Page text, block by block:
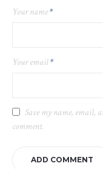
Your name*
Your email*
Save my name, email,
comment.